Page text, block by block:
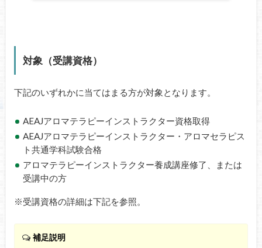
対象（受講資格）
下記のいずれかに当てはまる方が対象となります。
AEAJアロマテラピーインストラクター資格取得
AEAJアロマテラピーインストラクター・アロマセラピス
ト共通学科試験合格
アロマテラピーインストラクター養成講座修了、または
受講中の方
※受講資格の詳細は下記を参照。
補足説明